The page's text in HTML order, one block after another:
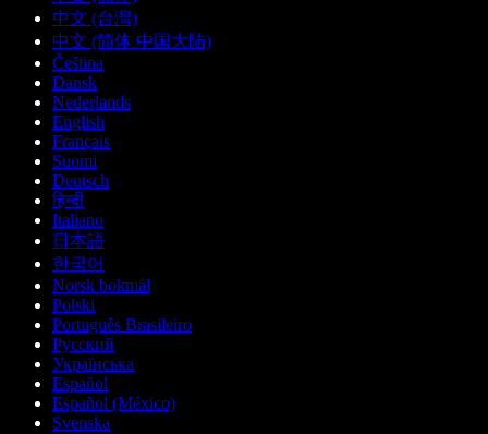
中文 (台灣)
中文 (简体 中国大陆)
Čeština
Dansk
Nederlands
English
Français
Suomi
Deutsch
हिन्दी
Italiano
日本語
한국어
Norsk bokmål
Polski
Português Brasileiro
Русский
Українська
Español
Español (México)
Svenska